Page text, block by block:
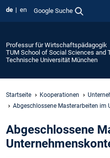
de en Google Suche
Professur für Wirtschaftspädagogik
TUM School of Social Sciences and
Technische Universität München
Startseite Kooperationen
Abgeschlossene Masterarbeiten im
Abgeschlossene